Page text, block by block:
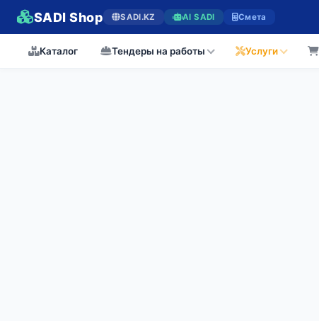
SADI Shop SADI.KZ AI SADI Смета
Каталог Тендеры на работы Услуги